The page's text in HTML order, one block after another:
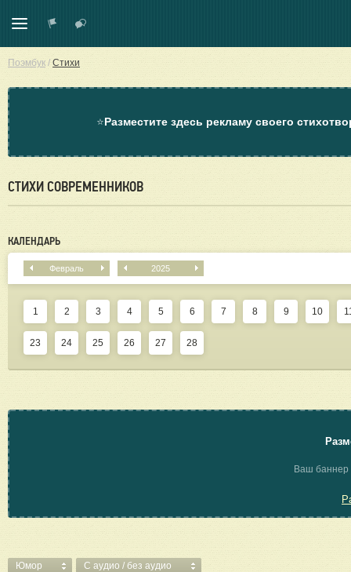
Поэмбук / Стихи
⭐Разместите здесь рекламу своего
СТИХИ СОВРЕМЕННИКОВ
КАЛЕНДАРЬ
Февраль 2025
1 2 3 4 5 6 7 8 9 10
23 24 25 26 27 28
Ваш баннер
Юмор C аудио / без аудио